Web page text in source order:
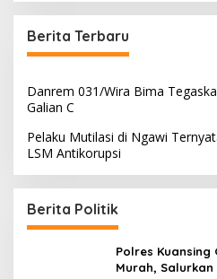
Berita Terbaru
Danrem 031/Wira Bima
Galian C
Pelaku Mutilasi di Ngawi
LSM Antikorupsi
Berita Politik
Polres Kuansing
Murah, Salurkan